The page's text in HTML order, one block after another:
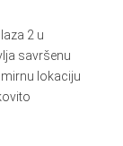
2 u
savršenu
lokaciju